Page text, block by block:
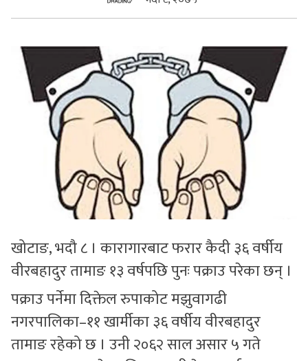
सुचनाहरु
स्वास्थ्य
भिडियो
खोटाङ, भदौ ८ । कारागारबाट फरार कैदी ३६ वर्षीय
वीरबहादुर तामाङ १३ वर्षपछि पुनः पक्राउ परेका छन् ।
पक्राउ पर्नेमा दिक्तेल रुपाकोट मझुवागढी
नगरपालिका–११ खार्मीका ३६ वर्षीय वीरबहादुर
तामाङ रहेको छ । उनी २०६२ साल असार ५ गते